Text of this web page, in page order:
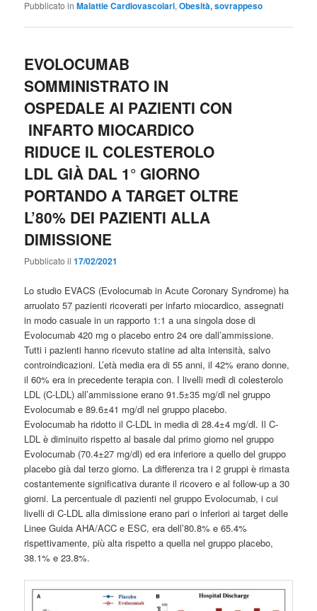
Pubblicato in Malattie Cardiovascolari,Obesità, sovrappeso
EVOLOCUMAB
SOMMINISTRATO IN
OSPEDALE AI PAZIENTI CON
INFARTO MIOCARDICO
RIDUCE IL COLESTEROLO
LDL GIÀ DAL 1° GIORNO
PORTANDO A TARGET OLTRE
L’80% DEI PAZIENTI ALLA
DIMISSIONE
Pubblicato il17/02/2021
Lo studio EVACS (Evolocumab in Acute Coronary Syndrome) ha
arruolato 57 pazienti ricoverati per infarto miocardico, assegnati
in modo casuale in un rapporto 1:1 a una singola dose di
Evolocumab 420 mg o placebo entro 24 ore dall’ammissione.
Tutti i pazienti hanno ricevuto statine ad alta intensità, salvo
controindicazioni. L’età media era di 55 anni, il 42% erano donne,
il 60% era in precedente terapia con. I livelli medi di colesterolo
LDL (C-LDL) all’ammissione erano 91.5±35 mg/dl nel gruppo
Evolocumab e 89.6±41 mg/dl nel gruppo placebo.
Evolocumab ha ridotto il C-LDL in media di 28.4±4 mg/dl. Il C-
LDL è diminuito rispetto al basale dal primo giorno nel gruppo
Evolocumab (70.4±27 mg/dl) ed era inferiore a quello del gruppo
placebo già dal terzo giorno. La differenza tra i 2 gruppi è rimasta
costantemente significativa durante il ricovero e al follow-up a 30
giorni. La percentuale di pazienti nel gruppo Evolocumab, i cui
livelli di C-LDL alla dimissione erano pari o inferiori ai target delle
Linee Guida AHA/ACC e ESC, era dell’80.8% e 65.4%
rispettivamente, più alta rispetto a quella nel gruppo placebo,
38.1% e 23.8%.